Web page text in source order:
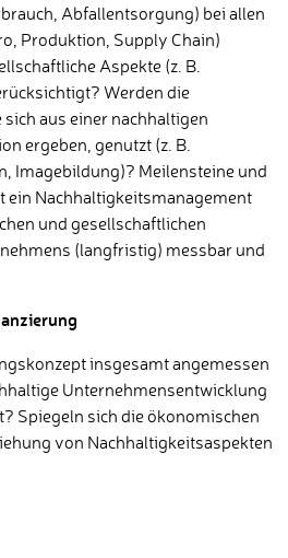
Abfallentsorgung) bei allen
Produktion, Supply Chain)
Aspekte (z. B.
Werden die
aus einer nachhaltigen
ergeben, genutzt (z. B.
Imagebildung)? Meilensteine und
ein Nachhaltigkeitsmanagement
und gesellschaftlichen
(langfristig) messbar und
insgesamt angemessen
Unternehmensentwicklung
Spiegeln sich die ökonomischen
von Nachhaltigkeitsaspekten